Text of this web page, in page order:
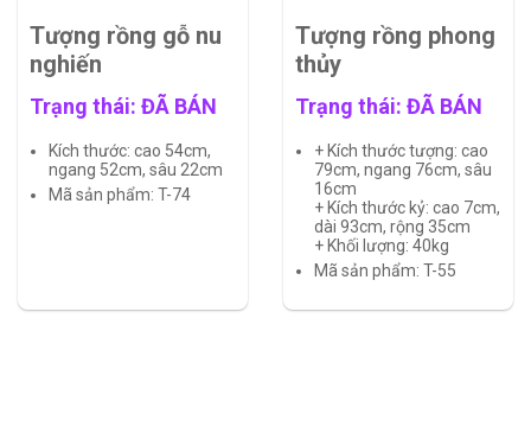
Tượng rồng gỗ nu
nghiến
Trạng thái: ĐÃ BÁN
Kích thước: cao 54cm,
ngang 52cm, sâu 22cm
Mã sản phẩm: T-74
Tượng rồng phong
thủy
Trạng thái: ĐÃ BÁN
+ Kích thước tượng: cao
79cm, ngang 76cm, sâu
16cm
+ Kích thước kỷ: cao 7cm,
dài 93cm, rộng 35cm
+ Khối lượng: 40kg
Mã sản phẩm: T-55